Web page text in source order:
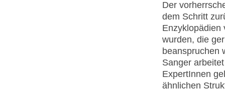
Der
dem Schritt
Enzyklopädien
wurden, die
beanspruchen
Sanger
ExpertInnen
ähnlichen